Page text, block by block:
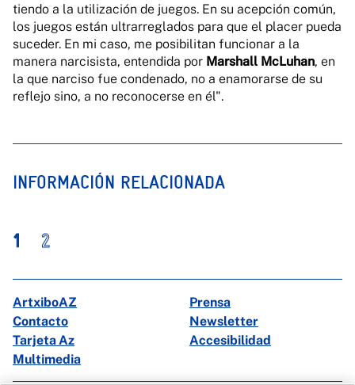
tiendo a la utilización de juegos. En su acepción común,
los juegos están ultrarreglados para que el placer pueda
suceder. En mi caso, me posibilitan funcionar a la
manera narcisista, entendida por Marshall McLuhan, en
la que narciso fue condenado, no a enamorarse de su
reflejo sino, a no reconocerse en él".
INFORMACIÓN RELACIONADA
1 2
ArtxiboAZ
Prensa
Contacto
Newsletter
Tarjeta Az
Accesibilidad
Multimedia